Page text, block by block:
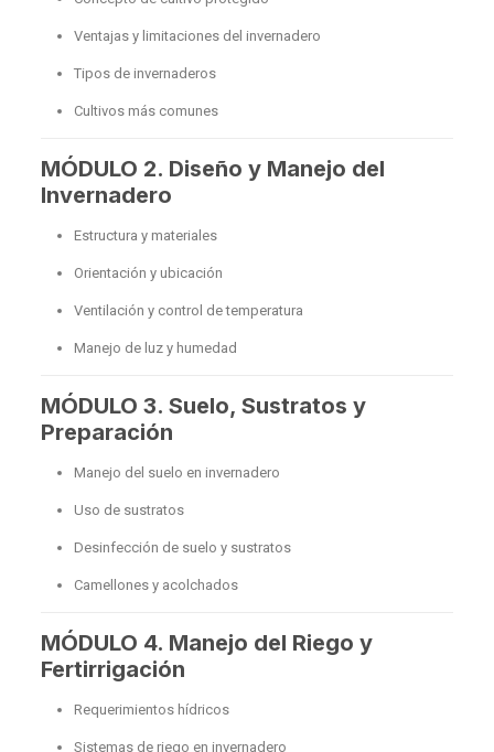
Ventajas y limitaciones del invernadero
Tipos de invernaderos
Cultivos más comunes
MÓDULO 2. Diseño y Manejo del
Invernadero
Estructura y materiales
Orientación y ubicación
Ventilación y control de temperatura
Manejo de luz y humedad
MÓDULO 3. Suelo, Sustratos y
Preparación
Manejo del suelo en invernadero
Uso de sustratos
Desinfección de suelo y sustratos
Camellones y acolchados
MÓDULO 4. Manejo del Riego y
Fertirrigación
Requerimientos hídricos
Sistemas de riego en invernadero